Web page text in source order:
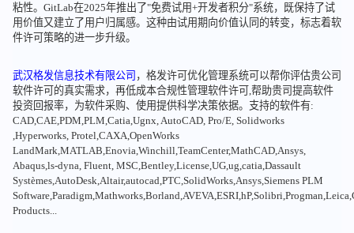
粘性。GitLab在2025年推出了"免费试用+开发者积分"系统，既保持了试
用价值又建立了用户归属感。这种由试用期向价值认同的转变，标志着软
件许可策略的进一步升级。
武汉格发信息技术有限公司 ，格发许可优化管理系统可以帮你评估贵公司
软件许可的真实需求，再低成本合规性管理软件许可,帮助贵司提高软件
投资回报率，为软件采购、使用提供科学决策依据。支持的软件有:
CAD,CAE,PDM,PLM,Catia,Ugnx, AutoCAD, Pro/E, Solidworks
,Hyperworks, Protel,CAXA,OpenWorks
LandMark,MATLAB,Enovia,Winchill,TeamCenter,MathCAD,Ansys,
Abaqus,ls-dyna, Fluent, MSC,Bentley,License,UG,ug,catia,Dassault
Systèmes,AutoDesk,Altair,autocad,PTC,SolidWorks,Ansys,Siemens PLM
Products...